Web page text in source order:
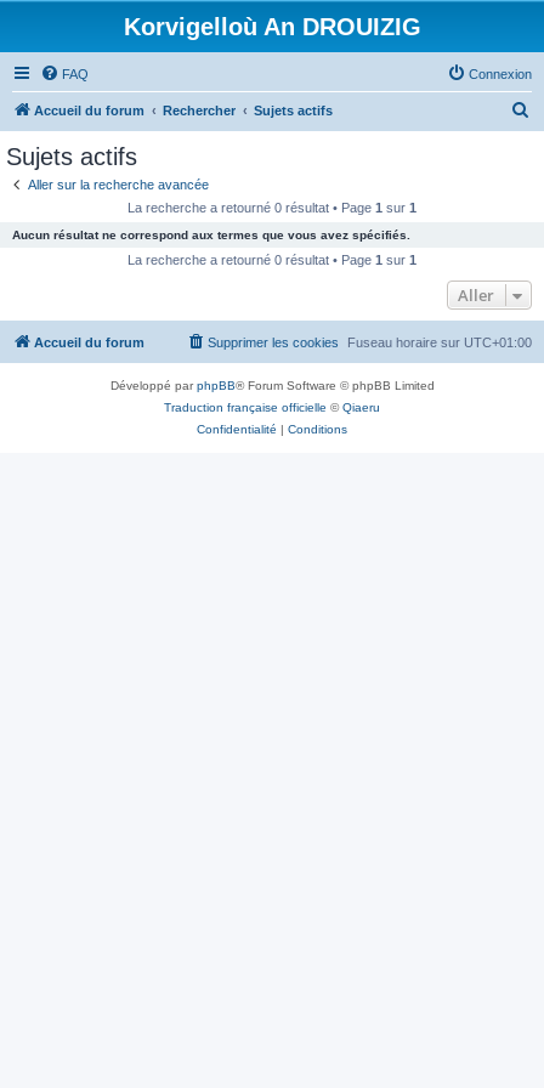
Korvigelloù An DROUIZIG
FAQ Connexion
Accueil du forum Rechercher Sujets actifs
c
e
Sujets actifs
Aller sur la recherche avancée
La recherche a retourné 0 résultat • Page 1 sur 1
Aucun résultat ne correspond aux termes que vous avez spécifiés.
La recherche a retourné 0 résultat • Page 1 sur 1
Aller
Accueil du forum Fuseau horaire sur UTC+01:00
Supprimer les cookies
Développé parphpBB® Forum Software © phpBB Limited
Traduction française officielle ©Qiaeru
Confidentialité | Conditions